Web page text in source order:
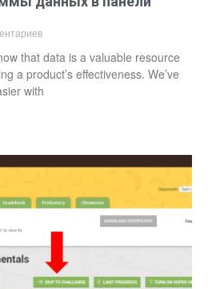
that data is a valuable resource
a product’s effectiveness. We’ve
with